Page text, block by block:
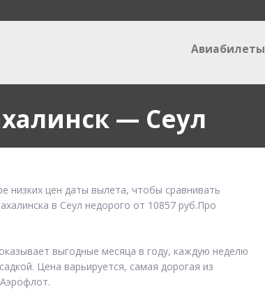
Авиабилеты
— Сеул
низких цен даты вылета, чтобы сравнивать
в Сеул недорого от 10857 руб.Про
выгодные месяца в году, каждую неделю
Цена варьируется, самая дорогая из